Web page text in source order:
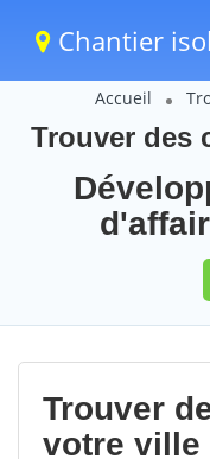
Chantier
Accueil
Trouver des
Trouver
votre ville